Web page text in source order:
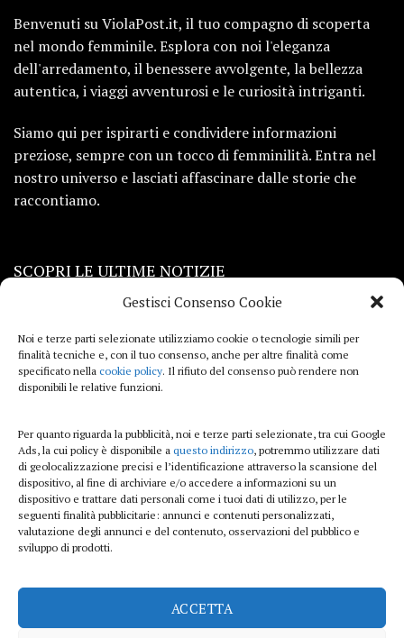
Gestisci Consenso Cookie
Noi e terze parti selezionate utilizziamo cookie o tecnologie simili per
finalità tecniche e, con il tuo consenso, anche per altre finalità come
specificato nella cookie policy. Il rifiuto del consenso può rendere non
disponibili le relative funzioni.
Per quanto riguarda la pubblicità, noi e terze parti selezionate, tra cui Google
Ads, la cui policy è disponibile a questo indirizzo, potremmo utilizzare dati
di geolocalizzazione precisi e l’identificazione attraverso la scansione del
dispositivo, al fine di archiviare e/o accedere a informazioni su un
dispositivo e trattare dati personali come i tuoi dati di utilizzo, per le
seguenti finalità pubblicitarie: annunci e contenuti personalizzati,
valutazione degli annunci e del contenuto, osservazioni del pubblico e
sviluppo di prodotti.
ACCETTA
Benvenuti su ViolaPost.it, il tuo compagno di scoperta
nel mondo femminile. Esplora con noi l'eleganza
dell'arredamento, il benessere avvolgente, la bellezza
autentica, i viaggi avventurosi e le curiosità intriganti.
Siamo qui per ispirarti e condividere informazioni
preziose, sempre con un tocco di femminilità. Entra nel
nostro universo e lasciati affascinare dalle storie che
raccontiamo.
SCOPRI LE ULTIME NOTIZIE
Viaggi
Beauty e benessere
Curiosità
Lifestyle
Sport
iTech
ViolaPost.it partecipa al Programma Affiliazione Amazon EU, un programma di